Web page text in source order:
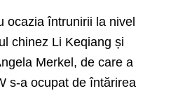
ocazia întrunirii la nivel
chinez Li Keqiang și
Merkel, de care a
s-a ocupat de întărirea